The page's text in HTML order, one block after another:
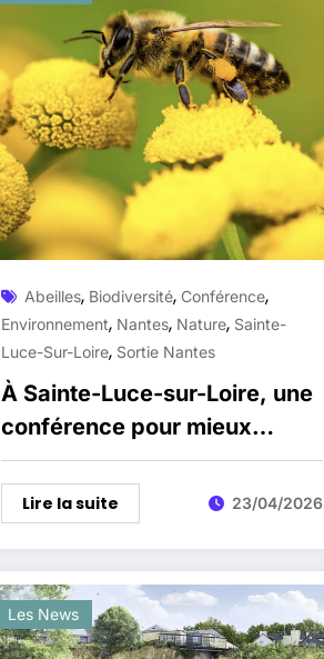
Abeilles, Biodiversité, Conférence,
Environnement, Nantes, Nature, Sainte-
Luce-Sur-Loire, Sortie Nantes
À Sainte-Luce-sur-Loire, une
conférence pour mieux
comprendre la diversité des
abeilles le 29 avril 2026
Lire la suite 23/04/2026
Les News